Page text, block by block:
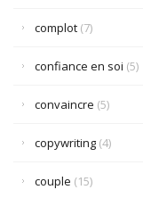
complot (7)
confiance en soi (5)
convaincre (5)
copywriting (4)
couple (15)